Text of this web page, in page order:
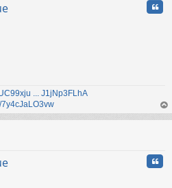
... J1jNp3FLhA
au